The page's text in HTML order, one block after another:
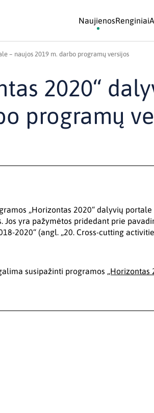
NaujienosRenginiai
– naujos 2019 m. darbo programų versijos
2020“
programų
„Horizontas 2020“ dalyvių
Jos yra pažymėtos pridedant prie
2020“ (angl. „20. Cross-cutting
susipažinti programos „Horizontas